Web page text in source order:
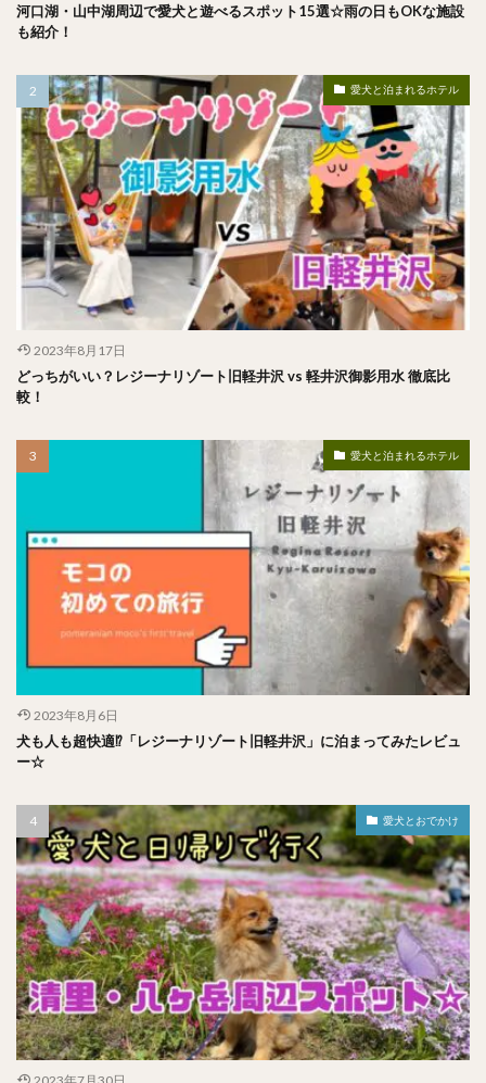
河口湖・山中湖周辺で愛犬と遊べるスポット15選☆雨の日もOKな施設
も紹介！
愛犬と泊まれるホテル
2023年8月17日
どっちがいい？レジーナリゾート旧軽井沢 vs 軽井沢御影用水 徹底比
較！
愛犬と泊まれるホテル
2023年8月6日
犬も人も超快適⁉︎「レジーナリゾート旧軽井沢」に泊まってみたレビュ
ー☆
愛犬とおでかけ